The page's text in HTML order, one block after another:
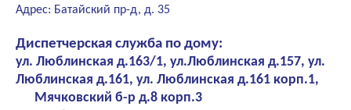
Адрес: Батайский пр-д, д. 35
Диспетчерская служба по дому:
ул. Люблинская д.163/1, ул.Люблинская д.157, ул.
Люблинская д.161, ул. Люблинская д.161 корп.1,
Мячковский б-р д.8 корп.3